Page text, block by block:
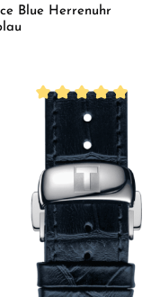
Blue Herrenuhr
Durchschnittliche